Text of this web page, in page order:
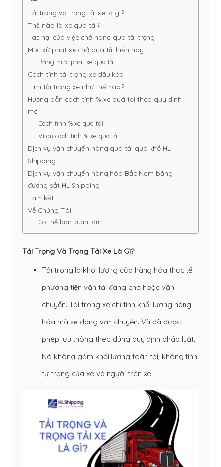
Tải trọng và trọng tải xe là gì?
Thế nào là xe quá tải?
Tác hại của việc chở hàng quá tải trọng
Mức xử phạt xe chở quá tải hiện nay
Bảng mức phạt xe quá tải
Cách tính tải trọng xe đầu kéo
Tính tải trọng xe như thế nào?
Hướng dẫn cách tính % xe quá tải theo quy định
mới
Cách tính % xe quá tải
Ví dụ cách tính % xe quá tải
Dịch vụ vận chuyển hàng quá tải quá khổ HL
Shipping
Dịch vụ vận chuyển hàng hóa Bắc Nam bằng
đường sắt HL Shipping
Tạm kết
Về Chúng Tôi
Có thể bạn quan tâm:
Tải Trọng Và Trọng Tải Xe Là Gì?
Tải trọng là khối lượng của hàng hóa thực tế
phương tiện vận tải đang chở hoặc vận
chuyển. Tải trọng xe chỉ tính khối lượng hàng
hóa mà xe đang vận chuyển. Và đã được
phép lưu thông theo đúng quy định pháp luật.
Nó không gồm khối lượng toàn tải, không tính
tự trọng của xe và người trên xe.